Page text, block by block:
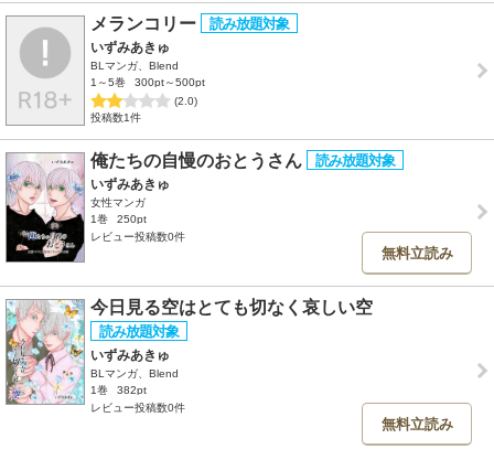
メランコリー
いずみあきゅ
BLマンガ、Blend
1～5巻
300pt～500pt
(2.0)
投稿数1件
俺たちの自慢のおとうさん
いずみあきゅ
女性マンガ
1巻
250pt
レビュー投稿数0件
無料立読み
今日見る空はとても切なく哀しい空
いずみあきゅ
BLマンガ、Blend
1巻
382pt
レビュー投稿数0件
無料立読み